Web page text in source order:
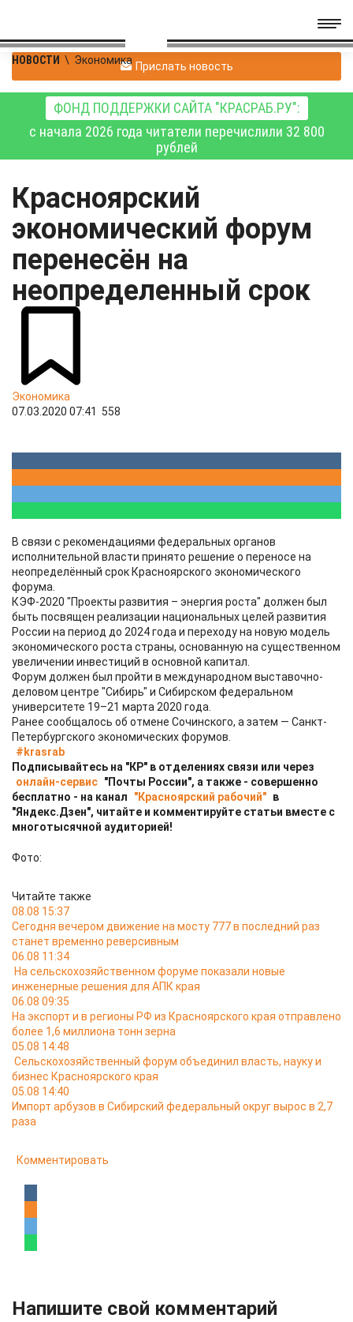
НОВОСТИ \ Экономика Прислать новость
ФОНД ПОДДЕРЖКИ САЙТА "КРАСРАБ.РУ":
с начала 2026 года читатели перечислили 32 800
рублей
Красноярский
экономический форум
перенесён на
неопределенный срок
Экономика
07.03.2020 07:41
558
В связи с рекомендациями федеральных органов
исполнительной власти принято решение о переносе на
неопределённый срок Красноярского экономического
форума.
КЭФ-2020 "Проекты развития – энергия роста" должен был
быть посвящен реализации национальных целей развития
России на период до 2024 года и переходу на новую модель
экономического роста страны, основанную на существенном
увеличении инвестиций в основной капитал.
Форум должен был пройти в международном выставочно-
деловом центре "Сибирь" и Сибирском федеральном
университете 19–21 марта 2020 года.
Ранее сообщалось об отмене Сочинского, а затем — Санкт-
Петербургского экономических форумов.
#krasrab
Подписывайтесь на "КР" в отделениях связи или через
онлайн-сервис "Почты России", а также - совершенно
бесплатно - на канал
"Красноярский рабочий" в
"Яндекс.Дзен", читайте и комментируйте статьи вместе с
многотысячной аудиторией!
Фото:
Читайте также
08.08 15:37
Сегодня вечером движение на мосту 777 в последний раз
станет временно реверсивным
06.08 11:34
На сельскохозяйственном форуме показали новые
инженерные решения для АПК края
06.08 09:35
На экспорт и в регионы РФ из Красноярского края отправлено
более 1,6 миллиона тонн зерна
05.08 14:48
Сельскохозяйственный форум объединил власть, науку и
бизнес Красноярского края
05.08 14:40
Импорт арбузов в Сибирский федеральный округ вырос в 2,7
раза
Комментировать
Напишите свой комментарий